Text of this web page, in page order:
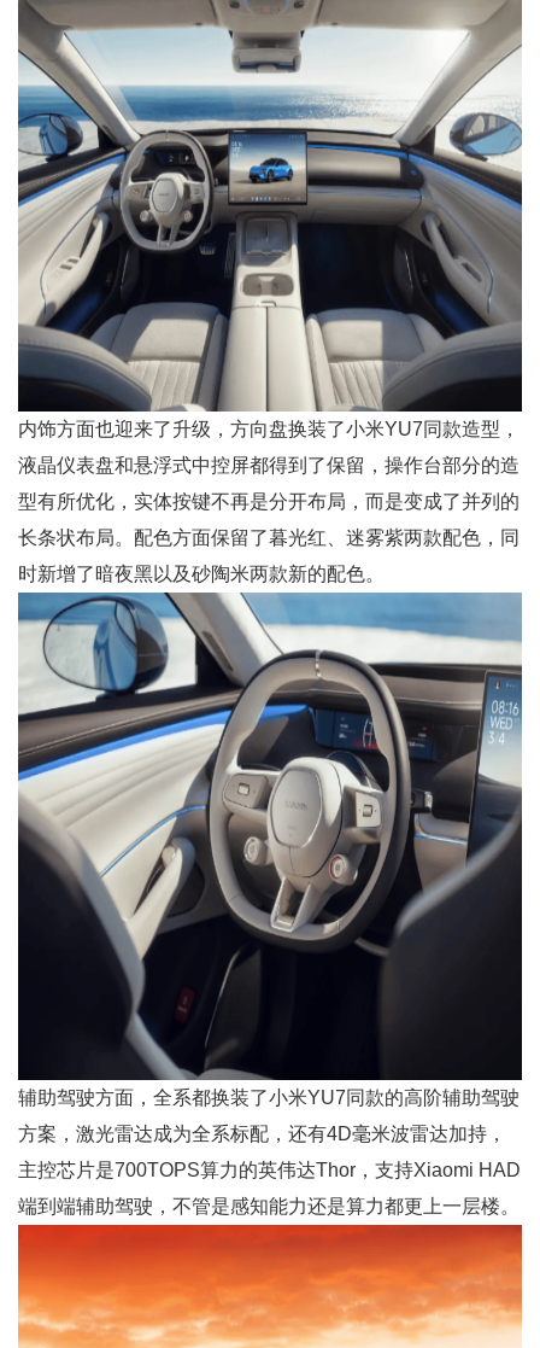
内饰方面也迎来了升级，方向盘换装了小米YU7同款造型，
液晶仪表盘和悬浮式中控屏都得到了保留，操作台部分的造
型有所优化，实体按键不再是分开布局，而是变成了并列的
长条状布局。配色方面保留了暮光红、迷雾紫两款配色，同
时新增了暗夜黑以及砂陶米两款新的配色。
辅助驾驶方面，全系都换装了小米YU7同款的高阶辅助驾驶
方案，激光雷达成为全系标配，还有4D毫米波雷达加持，
主控芯片是700TOPS算力的英伟达Thor，支持Xiaomi HAD
端到端辅助驾驶，不管是感知能力还是算力都更上一层楼。